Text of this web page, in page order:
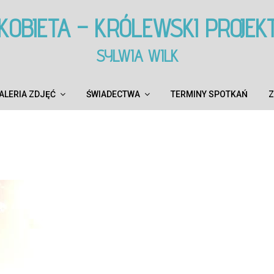
– KRÓLEWSKI
SYLWIA WILK
ZDJĘĆ ŚWIADECTWA TERMINY SPOTKAŃ